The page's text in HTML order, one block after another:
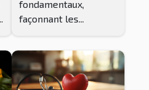
fondamentaux,
façonnant les...